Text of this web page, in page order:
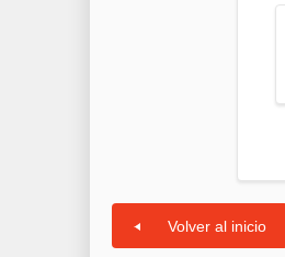
Volver al inicio